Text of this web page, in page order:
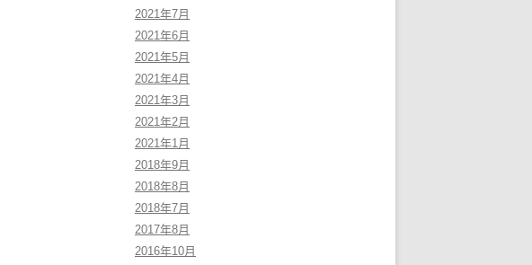
2021年7月
2021年6月
2021年5月
2021年4月
2021年3月
2021年2月
2021年1月
2018年9月
2018年8月
2018年7月
2017年8月
2016年10月